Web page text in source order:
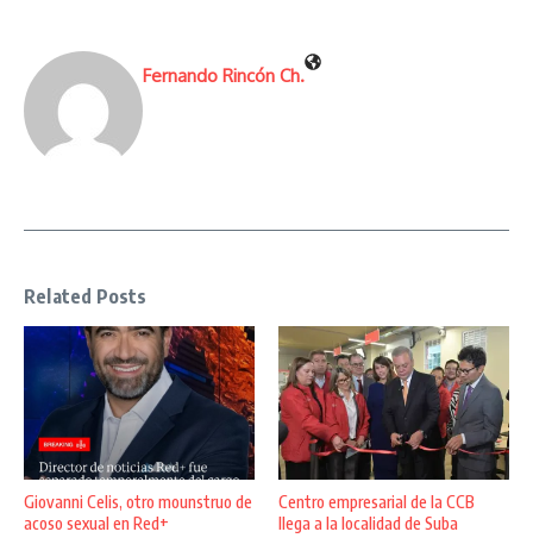
Fernando Rincón Ch.
Related Posts
Giovanni Celis, otro mounstruo de
acoso sexual en Red+
Centro empresarial de la CCB
llega a la localidad de Suba